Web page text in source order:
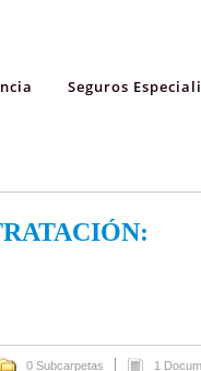
Seguros
0 Subcarpetas 1